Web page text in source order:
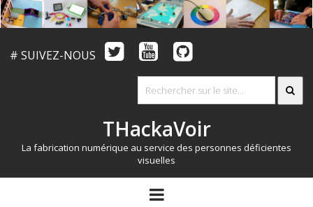
# SUIVEZ-NOUS
THackaVoir
La fabrication numérique au service des personnes déficientes
visuelles
ARTICLES
open
menu